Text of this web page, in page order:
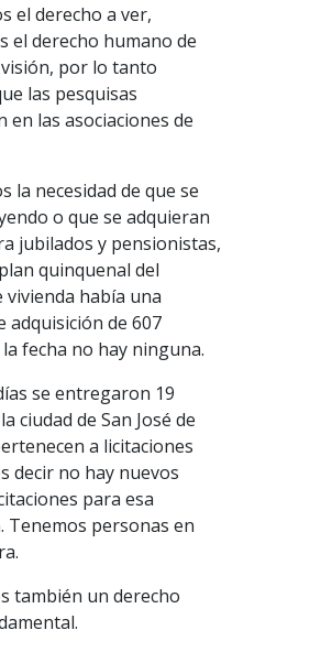
el derecho a ver,
el derecho humano de
por lo tanto
las pesquisas
en las asociaciones de
la necesidad de que se
o que se adquieran
jubilados y pensionistas,
quinquenal del
vivienda había una
adquisición de 607
fecha no hay ninguna.
se entregaron 19
ciudad de San José de
a licitaciones
decir no hay nuevos
para esa
Tenemos personas en
también un derecho